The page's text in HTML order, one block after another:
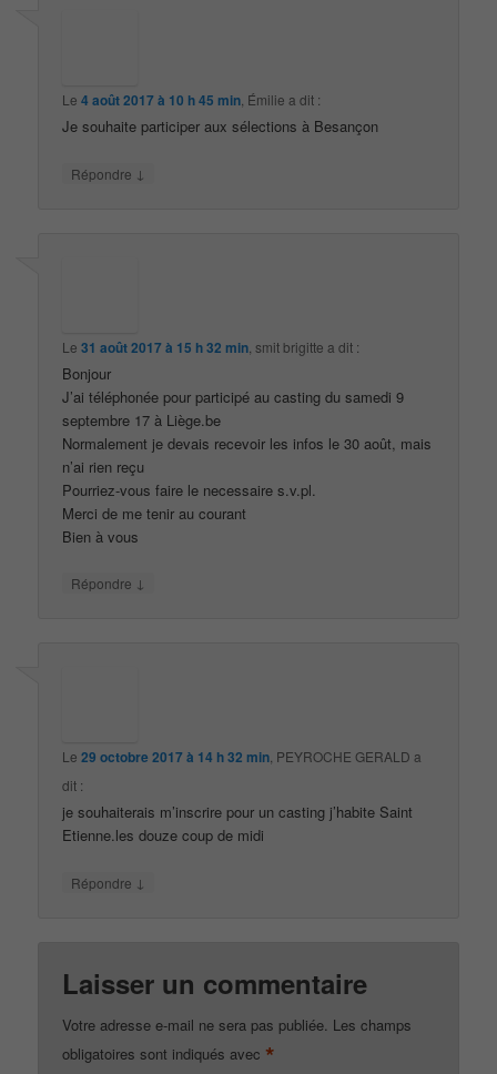
Le4 août 2017 à 10 h 45 min, Émilie a dit :
Je souhaite participer aux sélections à Besançon
Répondre ↓
Le31 août 2017 à 15 h 32 min ,smit brigitte a dit :
Bonjour
J’ai téléphonée pour participé au casting du samedi 9
septembre 17 à Liège.be
Normalement je devais recevoir les infos le 30 août, mais
n’ai rien reçu
Pourriez-vous faire le necessaire s.v.pl.
Merci de me tenir au courant
Bien à vous
Répondre ↓
Le29 octobre 2017 à 14 h 32 min, PEYROCHE GERALD a
dit :
je souhaiterais m’inscrire pour un casting j’habite Saint
Etienne.les douze coup de midi
Répondre ↓
Laisser un commentaire
Votre adresse e-mail ne sera pas publiée. Les champs
obligatoires sont indiqués avec *